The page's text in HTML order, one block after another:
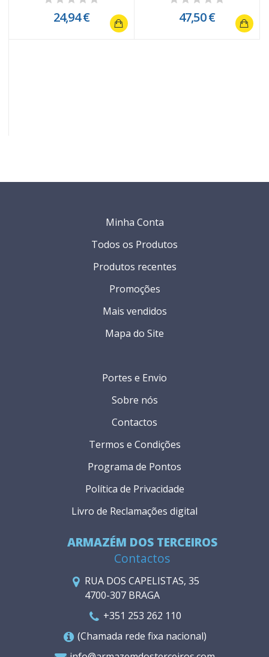
24,94 € 47,50 €
ARMAZÉM DOS TERCEIROS
Contactos
RUA DOS CAPELISTAS, 35
4700-307 BRAGA
+351 253 262 110
(Chamada rede fixa nacional)
Portes e Envio
Sobre nós
Contactos
Termos e Condições
Programa de Pontos
Política de Privacidade
Livro de Reclamações digital
Minha Conta
Todos os Produtos
Produtos recentes
Promoções
Mais vendidos
Mapa do Site